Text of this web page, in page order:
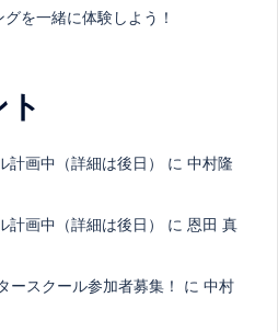
を一緒に体験しよう！
画中（詳細は後日） に 中村隆
画中（詳細は後日） に 恩田 真
ースクール参加者募集！ に 中村